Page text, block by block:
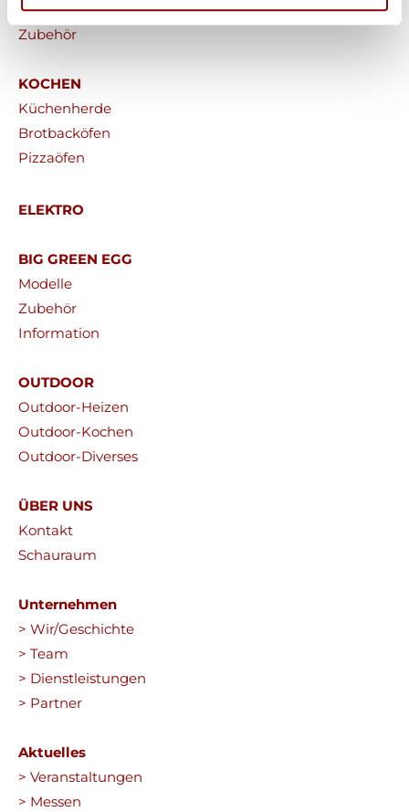
Saunaöfen
Zubehör
KOCHEN
Küchenherde
Brotbacköfen
Pizzaöfen
ELEKTRO
BIG GREEN EGG
Modelle
Zubehör
Information
OUTDOOR
Outdoor-Heizen
Outdoor-Kochen
Outdoor-Diverses
ÜBER UNS
Kontakt
Schauraum
Unternehmen
> Wir/Geschichte
> Team
> Dienstleistungen
> Partner
Aktuelles
> Veranstaltungen
> Messen